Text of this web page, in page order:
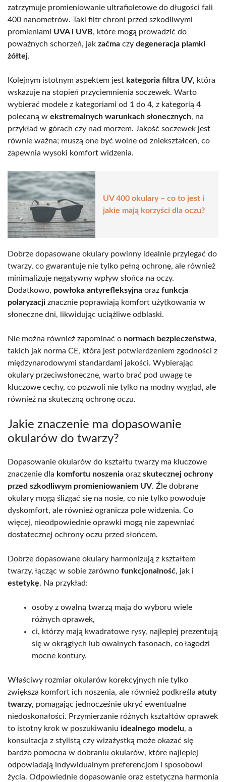
zatrzymuje promieniowanie ultrafioletowe do długości fali
400 nanometrów. Taki filtr chroni przed szkodliwymi
promieniami UVA i UVB, które mogą prowadzić do
poważnych schorzeń, jak zaćma czy degeneracja plamki
żółtej.
Kolejnym istotnym aspektem jest kategoria filtra UV, która
wskazuje na stopień przyciemnienia soczewek. Warto
wybierać modele z kategoriami od 1 do 4, z kategorią 4
polecaną w ekstremalnych warunkach słonecznych, na
przykład w górach czy nad morzem. Jakość soczewek jest
równie ważna; muszą one być wolne od zniekształceń, co
zapewnia wysoki komfort widzenia.
UV 400 okulary – co to jest i
jakie mają korzyści dla oczu?
Dobrze dopasowane okulary powinny idealnie przylegać do
twarzy, co gwarantuje nie tylko pełną ochronę, ale również
minimalizuje negatywny wpływ słońca na oczy.
Dodatkowo, powłoka antyrefleksyjna oraz funkcja
polaryzacji znacznie poprawiają komfort użytkowania w
słoneczne dni, likwidując uciążliwe odblaski.
Nie można również zapominać o normach bezpieczeństwa,
takich jak norma CE, która jest potwierdzeniem zgodności z
międzynarodowymi standardami jakości. Wybierając
okulary przeciwsłoneczne, warto brać pod uwagę te
kluczowe cechy, co pozwoli nie tylko na modny wygląd, ale
również na skuteczną ochronę oczu.
Jakie znaczenie ma dopasowanie
okularów do twarzy?
Dopasowanie okularów do kształtu twarzy ma kluczowe
znaczenie dla komfortu noszenia oraz skutecznej ochrony
przed szkodliwym promieniowaniem UV. Źle dobrane
okulary mogą ślizgać się na nosie, co nie tylko powoduje
dyskomfort, ale również ogranicza pole widzenia. Co
więcej, nieodpowiednie oprawki mogą nie zapewniać
dostatecznej ochrony oczu przed słońcem.
Dobrze dopasowane okulary harmonizują z kształtem
twarzy, łącząc w sobie zarówno funkcjonalność, jak i
estetykę. Na przykład:
osoby z owalną twarzą mają do wyboru wiele
różnych oprawek,
ci, którzy mają kwadratowe rysy, najlepiej prezentują
się w okrągłych lub owalnych fasonach, co łagodzi
mocne kontury.
Właściwy rozmiar okularów korekcyjnych nie tylko
zwiększa komfort ich noszenia, ale również podkreśla atuty
twarzy, pomagając jednocześnie ukryć ewentualne
niedoskonałości. Przymierzanie różnych kształtów oprawek
to istotny krok w poszukiwaniu idealnego modelu, a
konsultacja z stylistą czy wizażystką może okazać się
bardzo pomocna w dobraniu okularów, które najlepiej
odpowiadają indywidualnym preferencjom i sposobowi
życia. Odpowiednie dopasowanie oraz estetyczna harmonia